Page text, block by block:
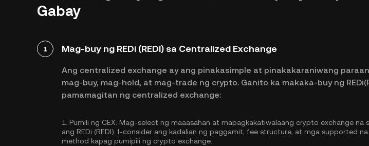
Gabay
1 Mag-buy ng REDi (REDI) sa Centralized Exchange
Ang centralized exchange ay ang pinakasimple at pinakakaraniwang
mag-buy, mag-hold, at mag-trade ng crypto. Ganito ka makaka-buy ng
pamamagitan ng centralized exchange:
1. Pumili ng CEX: Mag-select ng maaasahan at mapagkakatiwalaang crypto exchange na
ang REDi (REDI). I-consider ang kadalian ng paggamit, fee structure, at mga supported
method kapag pumipili ng crypto exchange.